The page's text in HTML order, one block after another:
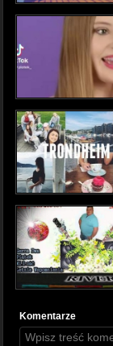
Komentarze